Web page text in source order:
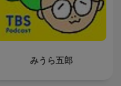
みうら五郎